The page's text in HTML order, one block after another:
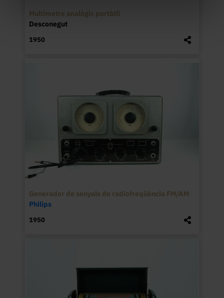
Multímetre analògic portàtil
Desconegut
1950
Generador de senyals de radiofreqüència FM/AM
Philips
1950